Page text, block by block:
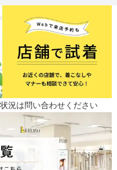
況は問い合わせください